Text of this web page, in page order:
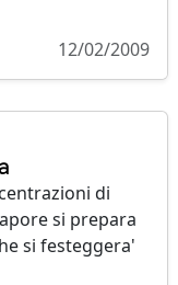
12/02/2009
di
si prepara
si festeggera'